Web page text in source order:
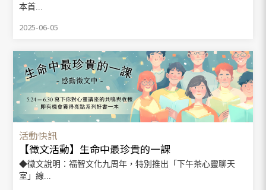
本首...
2025-06-05
活動快訊
【徵文活動】生命中最珍貴的一課
◆徵文說明：福智文化九周年，特別推出「下午茶心靈聊天
室」線...